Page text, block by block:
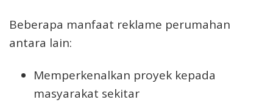
Beberapa manfaat reklame perumahan
antara lain:
Memperkenalkan proyek kepada
masyarakat sekitar